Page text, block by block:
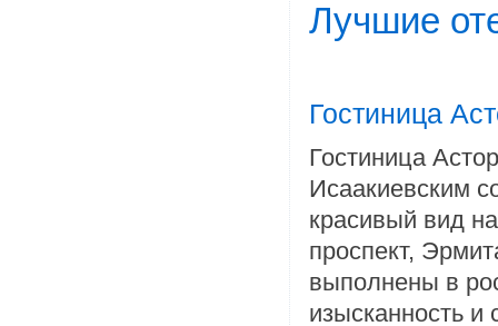
Лучшие
Гостиница
Гостиница
Исаакиевским
красивый вид
проспект,
выполнены в
изысканность и